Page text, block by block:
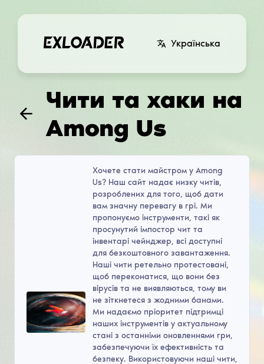
Українська
Чити та хаки на
Among Us
Хочете стати майстром у Among
Us? Наш сайт надає низку читів,
розроблених для того, щоб дати
вам значну перевагу в грі. Ми
пропонуємо інструменти, такі як
просунутий імпостор чит та
інвентарі чейнджер, всі доступні
для безкоштовного завантаження.
Наші чити ретельно протестовані,
щоб переконатися, що вони без
вірусів та не виявляються, тому ви
не зіткнетеся з жодними банами.
Ми надаємо пріоритет підтримці
наших інструментів у актуальному
стані з останніми оновленнями гри,
забезпечуючи їх ефективність та
безпеку. Використовуючи наші чити,